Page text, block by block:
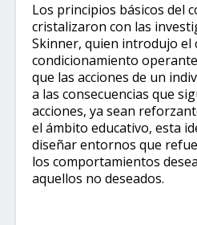
Los principios básicos del
cristalizaron con las
Skinner, quien introdujo el
condicionamiento
que las acciones de un
a las consecuencias que
acciones, ya sean
el ámbito educativo, esta
diseñar entornos que
los comportamientos
aquellos no deseados.